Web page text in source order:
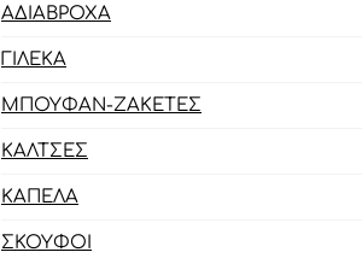
ΑΔΙΆΒΡΟΧΑ
ΓΙΛΈΚΑ
ΜΠΟΥΦΆΝ-ΖΑΚΈΤΕΣ
ΚΆΛΤΣΕΣ
ΚΑΠΈΛΑ
ΣΚΟΎΦΟΙ